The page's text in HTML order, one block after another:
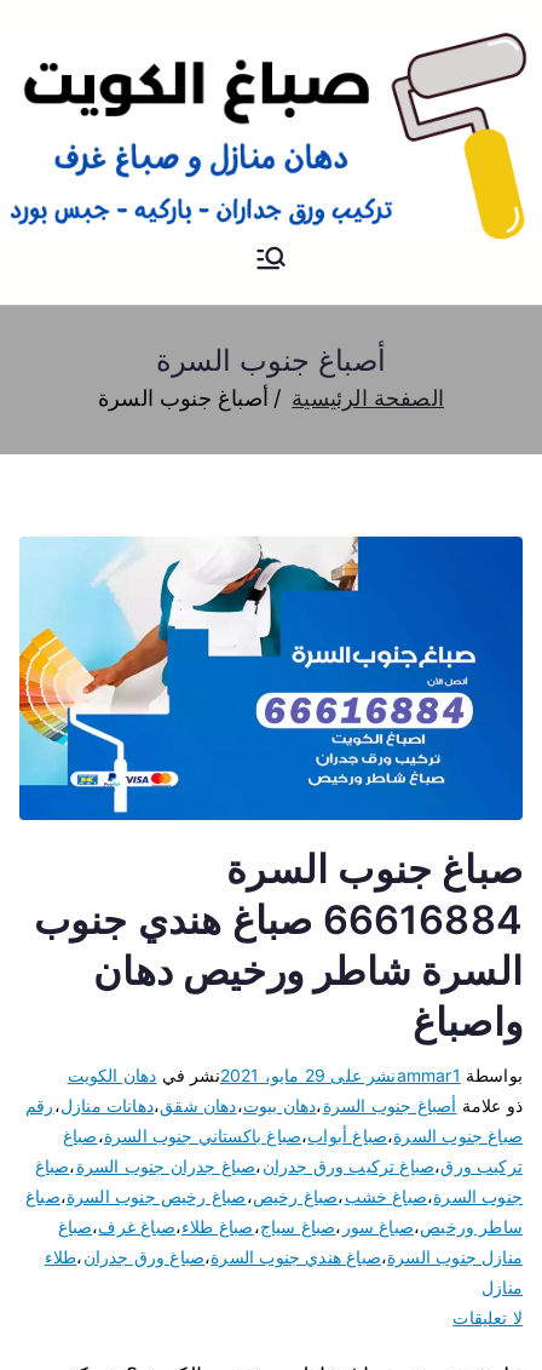
صباغ
أصباغ جنوب السرة
الصفحة الرئيسية أصباغ جنوب السرة
صباغ جنوب السرة
66616884 صباغ هندي جنوب
السرة شاطر ورخيص دهان
واصباغ
بواسطة ammar1نشر على 29 مايو، 2021 نشر في دهان الكويت
ذو علامة أصباغ جنوب السرة،دهان بيوت،دهان شقق،دهانات منازل،رقم
صباغ جنوب السرة،صباغ أبواب،صباغ باكستاني جنوب السرة،صباغ
تركيب ورق،صباغ تركيب ورق جدران،صباغ جدران جنوب السرة،صباغ
جنوب السرة،صباغ خشب،صباغ رخيص،صباغ رخيص جنوب السرة،صباغ
ساطر ورخيص،صباغ سور ،صباغ سياج،صباغ طلاء،صباغ غرف،صباغ
منازل جنوب السرة،صباغ هندي جنوب السرة،صباغ ورق جدران،طلاء
منازل
لا تعليقات